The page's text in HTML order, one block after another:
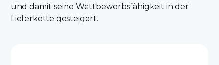
und damit seine Wettbewerbsfähigkeit in der
Lieferkette gesteigert.